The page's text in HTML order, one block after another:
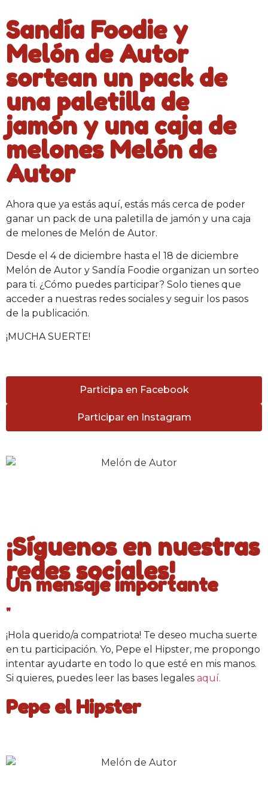
Sandía Foodie y
Melón de Autor
sortean un pack de
una paletilla de
jamón y una caja de
melones Melón de
Autor
Ahora que ya estás aquí, estás más cerca de poder
ganar un pack de una paletilla de jamón y una caja
de melones de Melón de Autor.
Desde el 4 de diciembre hasta el 18 de diciembre
Melón de Autor y Sandía Foodie organizan un sorteo
para ti. ¿Cómo puedes participar? Solo tienes que
acceder a nuestras redes sociales y seguir los pasos
de la publicación.
¡MUCHA SUERTE!
Participar en Instagram
Participa en Facebook
¡Síguenos en nuestras
redes sociales!
Un mensaje importante
"
¡Hola querido/a compatriota! Te deseo mucha suerte
en tu participación. Yo, Pepe el Hipster, me propongo
intentar ayudarte en todo lo que esté en mis manos.
Si quieres, puedes leer las bases legales aquí.
Pepe el Hipster